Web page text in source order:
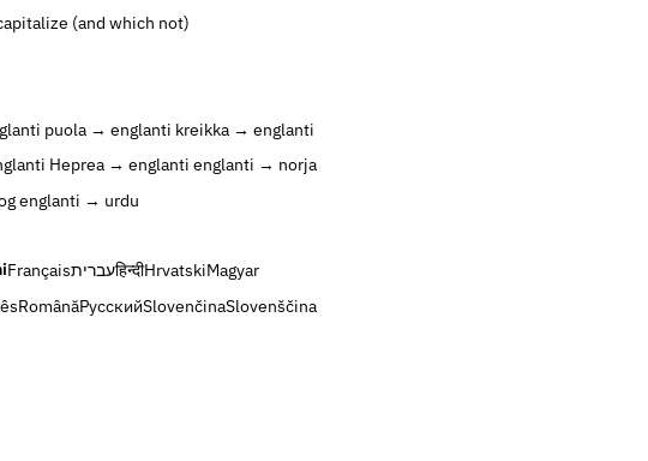
(and which not)
puola → englanti kreikka → englanti
Heprea → englanti englanti → norja
englanti → urdu
Françaisעבריתहिन्दीHrvatskiMagyar
RomânăРусскийSlovenčinaSlovenščina